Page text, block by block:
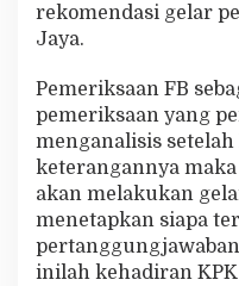
rekomendasi gelar
Jaya.
Pemeriksaan FB
pemeriksaan yang
menganalisis
keterangannya
akan melakukan
menetapkan siapa
inilah kehadiran